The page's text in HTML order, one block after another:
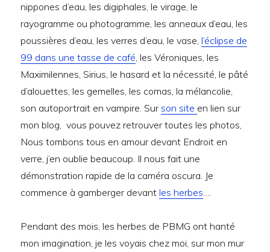
nippones d’eau, les digiphales, le virage, le
rayogramme ou photogramme, les anneaux d’eau, les
poussières d’eau, les verres d’eau, le vase,l’éclipse de
99 dans une tasse de café, les Véroniques, les
Maximilennes, Sirius, le hasard et la nécessité, le pâté
d’alouettes, les gemelles, les comas, la mélancolie,
son autoportrait en vampire. Surson site en lien sur
mon blog, vous pouvez retrouver toutes les photos,
Nous tombons tous en amour devant Endroit en
verre, j’en oublie beaucoup. Il nous fait une
démonstration rapide de la caméra oscura. Je
commence à gamberger devantles herbes….
Pendant des mois, les herbes de PBMG ont hanté
mon imagination, je les voyais chez moi, sur mon mur